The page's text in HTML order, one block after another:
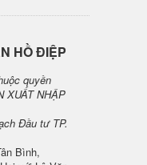
HỒ ĐIỆP
quyền
XUẤT NHẬP
Đầu tư TP.
Bình,